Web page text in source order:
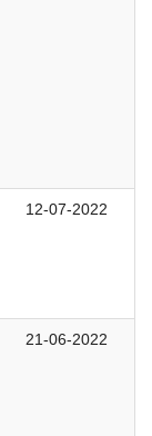
12-07-2022
21-06-2022